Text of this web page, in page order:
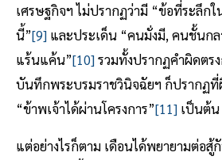
เศรษฐกิจฯ ไม่ปรากฏว่ามี “ข้อที่ระลึก
นี้”[9] และประเด็น “คนมั่งมี, คนชั้นก
แร้นแค้น”[10]รวมทั้งปรากฏคำผิดตร
บันทึกพระบรมราชวินิจฉัยฯ ก็ปรากฏที่
“ข้าพเจ้าได้ผ่านโครงการ”[11] เป็นต้น
แต่อย่างไรก็ตาม เดือนได้พยายามต่อ